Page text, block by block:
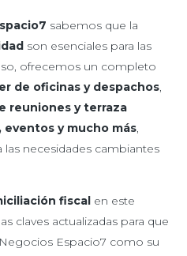
sabemos que la
son esenciales para las
ofrecemos un completo
de oficinas y despachos,
reuniones y terraza
eventos y mucho más,
necesidades cambiantes
fiscal en este
claves actualizadas para que
Espacio7 como su